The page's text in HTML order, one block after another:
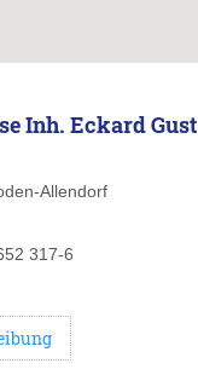
Inh. Eckard Gust
Allendorf
317-6